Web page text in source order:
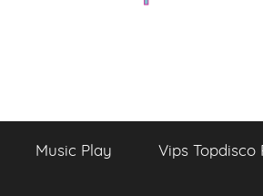
Music Play Vips Topdisco